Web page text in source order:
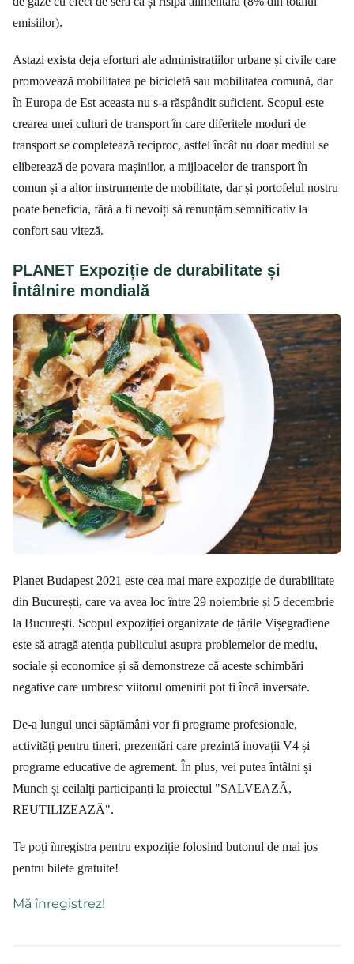
emisiilor).
Astazi exista deja eforturi ale administrațiilor urbane și civile care
promovează mobilitatea pe bicicletă sau mobilitatea comună, dar
în Europa de Est aceasta nu s-a răspândit suficient. Scopul este
crearea unei culturi de transport în care diferitele moduri de
transport se completează reciproc, astfel încât nu doar mediul se
eliberează de povara mașinilor, a mijloacelor de transport în
comun și a altor instrumente de mobilitate, dar și portofelul nostru
poate beneficia, fără a fi nevoiți să renunțăm semnificativ la
confort sau viteză.
PLANET Expoziție de durabilitate și
Întâlnire mondială
Planet Budapest 2021 este cea mai mare expoziție de durabilitate
din București, care va avea loc între 29 noiembrie și 5 decembrie
la București. Scopul expoziției organizate de țările Vișegrađiene
este să atragă atenția publicului asupra problemelor de mediu,
sociale și economice și să demonstreze că aceste schimbări
negative care umbresc viitorul omenirii pot fi încă inversate.
De-a lungul unei săptămâni vor fi programe profesionale,
activități pentru tineri, prezentări care prezintă inovații V4 și
programe educative de agrement. În plus, vei putea întâlni și
Munch și ceilalți participanți la proiectul "SALVEAZĂ,
REUTILIZEAZĂ".
Te poți înregistra pentru expoziție folosind butonul de mai jos
pentru bilete gratuite!
Mă înregistrez!